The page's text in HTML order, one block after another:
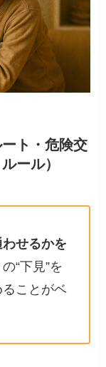
ト・危険交
ール）
わせるかを
“下見”を
ことがベ